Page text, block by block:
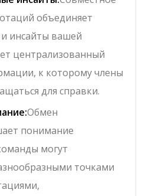
объединяет
инсайты вашей
централизованный
к которому члены
для справки.
Обмен
понимание
могут
точками